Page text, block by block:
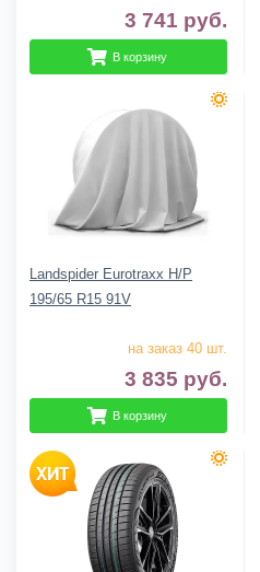
3 741 руб.
В корзину
Landspider Eurotraxx H/P
195/65 R15 91V
на заказ 40 шт.
3 835 руб.
В корзину